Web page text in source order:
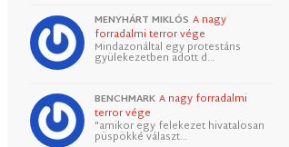
MENYHÁRT MIKLÓS A nagy
forradalmi terror vége
Mindazonáltal egy protestáns
gyülekezetben adott d…
BENCHMARK A nagy forradalmi
terror vége
"amikor egy felekezet hivatalosan
püspökké választ…